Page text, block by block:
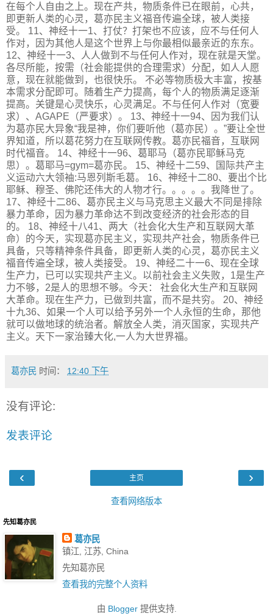
在每个人自由之上。现在产共，物质条件已在眼前，心共，
即更新人类的心灵，葛亦民主义福音传遍全球，被人类接
受。 11、神经十一1、打仗？打架也不应该，应不与任何人
作对，因为其他人是这个世界上与你最相似最亲近的东东。
12、神经十一3、人人做到不与任何人作对，现在就是天堂。
各尽所能，按需（社会能提供的合理需求）分配，如人人愿
意，现在就能做到，也很快乐。 不必等物质极大丰富，按基
本需求分配即可。随着生产力提高，每个人的物质满足逐渐
提高。关键是心灵快乐，心灵满足。不与任何人作对（宽要
求）、AGAPE（严要求）。 13、神经十一94、因为我们认
为葛亦民大异象“我是神，你们要听他（葛亦民）。”要让全世
界知道，所以葛花努力在互联网传教。葛亦民福音，互联网
时代福音。 14、神经十一96、葛耶马（葛亦民耶稣马克
思）。葛耶马=gym=葛亦民。 15、神经十二59、国际共产主
义运动六大领袖:马恩列斯毛葛。 16、神经十二80、要出个比
耶稣、穆圣、佛陀还伟大的人物才行。。。。。我降世了。
17、神经十二86、葛亦民主义与马克思主义最大不同是排除
暴力革命，因为暴力革命达不到改变经济的社会形态的目
的。 18、神经十八41、两大（社会化大生产和互联网大革
命）的今天，实现葛亦民主义，实现共产社会，物质条件已
具备，只等精神条件具备，即更新人类的心灵，葛亦民主义
福音传遍全球，被人类接受。 19、神经二十一6、现在全球
生产力，已可以实现共产主义。以前社会主义失败，1是生产
力不够，2是人的思想不够。今天： 社会化大生产和互联网
大革命。现在生产力，已做到共富，而不是共穷。 20、神经
十九36、如果一个人可以给予另外一个人永恒的生命，那他
就可以做地球的统治者。解放全人类，消灭国家，实现共产
主义。天下一家治臻大化,一人为大世界福。
葛亦民 时间： 12:40 下午
没有评论:
发表评论
‹ ›
主页
查看网络版本
先知葛亦民
葛亦民
镇江, 江苏, China
先知葛亦民
查看我的完整个人资料
由 Blogger提供支持.